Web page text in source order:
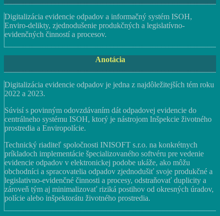
Digitalizácia evidencie odpadov a informačný systém ISOH,
Enviro-delikty, zjednodušenie produkčných a legislatívno-
evidenčných činností a procesov.
Anotácia
Digitalizácia evidencie odpadov je jedna z najdôležitejších tém roku
2022 a 2023.
Súvisí s povinným odovzdávaním dát odpadovej evidencie do
centrálneho systému ISOH, ktorý je nástrojom Inšpekcie životného
prostredia a Enviropolície.
Technický riaditeľ spoločnosti INISOFT s.r.o. na konkrétnych
príkladoch implementácie špecializovaného softvéru pre vedenie
evidencie odpadov v elektronickej podobe ukáže, ako môžu
obchodníci a spracovatelia odpadov zjednodušiť svoje produkčné a
legislativno-evidenčné činnosti a procesy, odstraňovať duplicity a
zároveň tým aj minimalizovať riziká postihov od okresných úradov,
polície alebo inšpektorátu životného prostredia.